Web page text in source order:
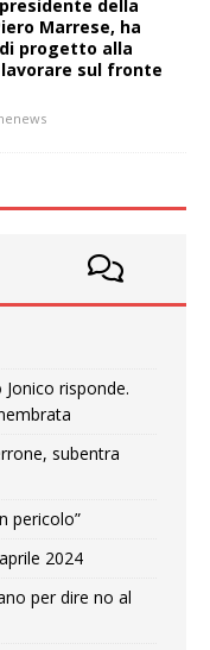
della
Marrese, ha
progetto alla
sul fronte
risponde.
subentra
pericolo”
2024
per dire no al